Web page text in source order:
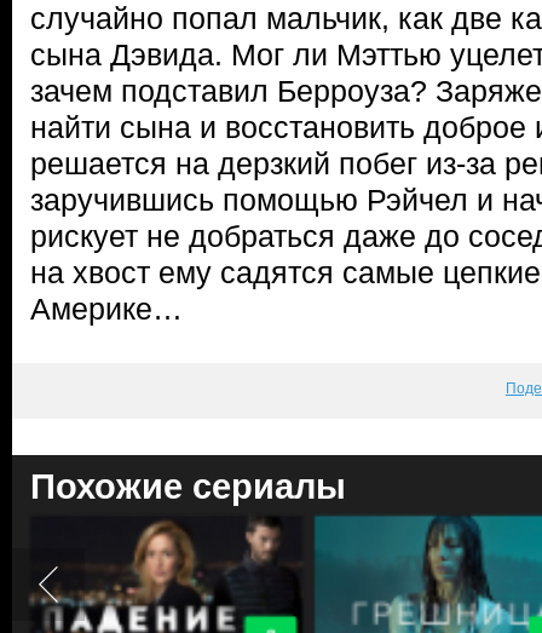
случайно попал мальчик, как две
сына Дэвида. Мог ли Мэттью
зачем подставил Берроуза?
найти сына и восстановить
решается на дерзкий побег из-за
заручившись помощью Рэйчел и
рискует не добраться даже до
на хвост ему садятся самые
Америке…
Похожие сериалы